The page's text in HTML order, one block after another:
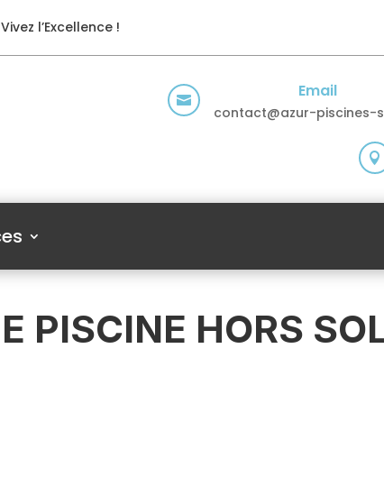
l’Excellence !
 Email
contact@azur-piscines-

PISCINE HORS